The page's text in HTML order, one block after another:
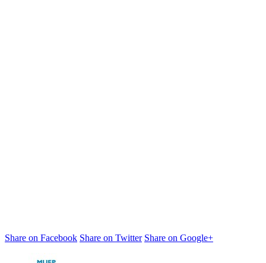
Share on Facebook Share on Twitter Share on Google+